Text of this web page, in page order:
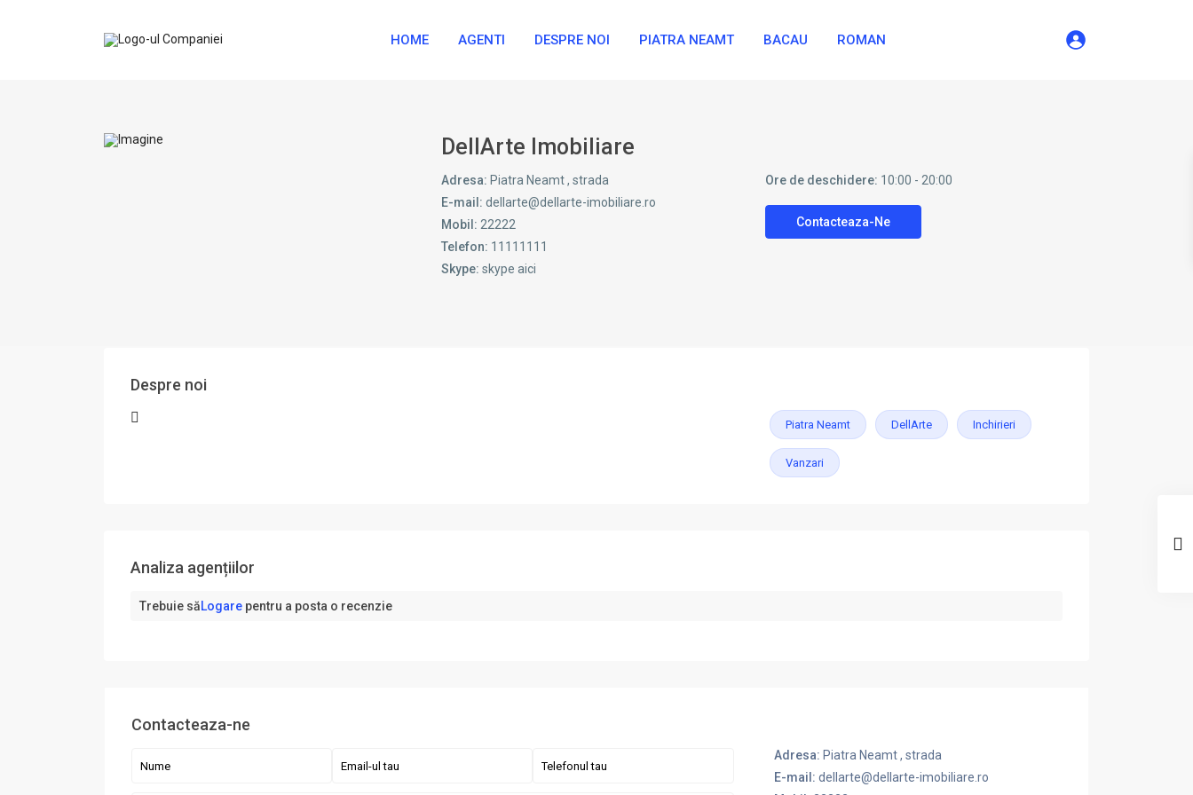
HOME AGENTI DESPRE NOI PIATRA NEAMT BACAU ROMAN
DellArte Imobiliare
Adresa: Piatra Neamt , strada
E-mail: dellarte@dellarte-imobiliare.ro
Mobil: 22222
Telefon: 11111111
Skype: skype aici
Ore de deschidere: 10:00 - 20:00
Contacteaza-Ne
Despre noi
Piatra Neamt DellArte Inchirieri
Vanzari
Analiza agențiilor
Trebuie săLogare pentru a posta o recenzie
Contacteaza-ne
Adresa: Piatra Neamt , strada
E-mail: dellarte@dellarte-imobiliare.ro